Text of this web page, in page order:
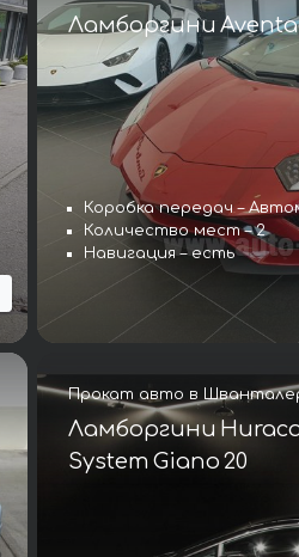
Ламборгини
Коробка передач –
Количество мест – 2
Навигация – есть
Прокат авто в
Ламборгини
System Giano 20